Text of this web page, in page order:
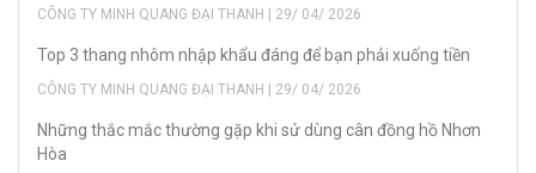
CÔNG TY MINH QUANG ĐẠI THANH | 29/ 04/ 2026
Top 3 thang nhôm nhập khẩu đáng để bạn phải xuống tiền
CÔNG TY MINH QUANG ĐẠI THANH | 29/ 04/ 2026
Những thắc mắc thường gặp khi sử dùng cân đồng hồ Nhơn
Hòa